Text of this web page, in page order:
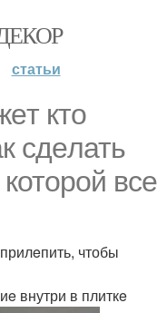
статьи
кто
сдeлать
всe
чтобы
внутри в плиткe